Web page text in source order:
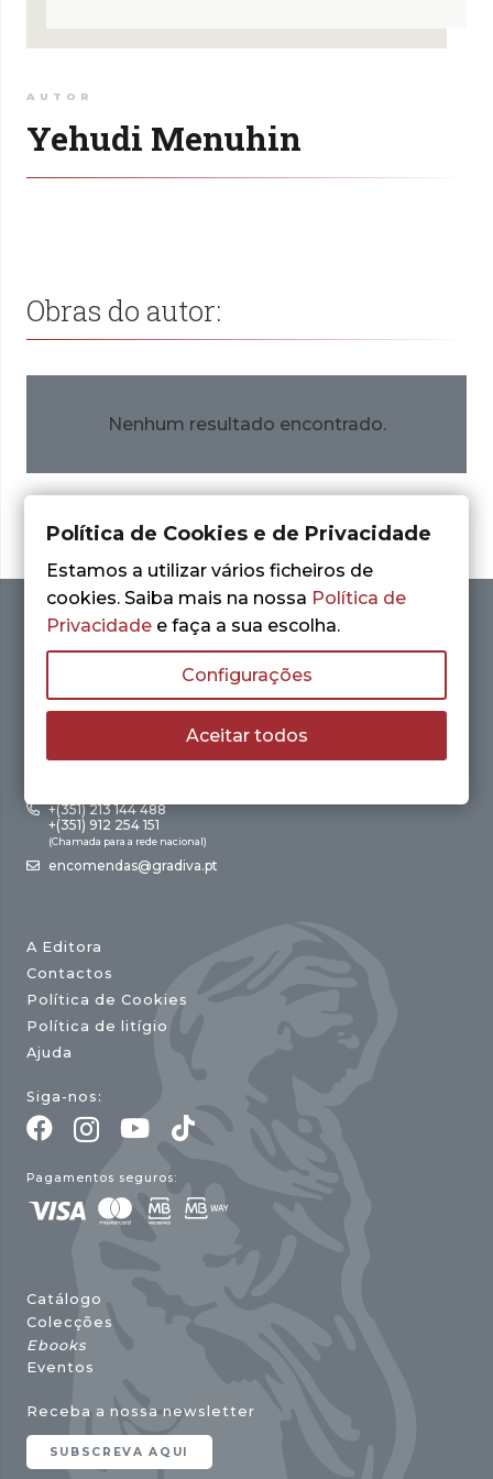
AUTOR
Yehudi Menuhin
Obras do autor:
Nenhum resultado encontrado.
+(351) 213 144 488
+(351) 912 254 151
(Chamada para a rede nacional)
encomendas@gradiva.pt
A Editora
Contactos
Política de Cookies
Política de litígio
Ajuda
Siga-nos:
Pagamentos seguros:
Catálogo
Colecções
Ebooks
Eventos
Receba a nossa newsletter
SUBSCREVA AQUI
Política de Cookies e de Privacidade
Estamos a utilizar vários ficheiros de
cookies. Saiba mais na nossa Política de
Privacidade e faça a sua escolha.
Configurações
Aceitar todos